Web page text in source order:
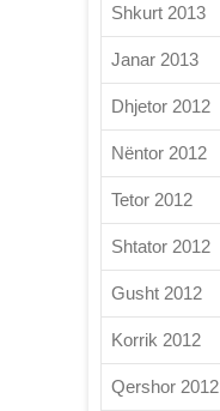
Shkurt 2013
Janar 2013
Dhjetor 2012
Nëntor 2012
Tetor 2012
Shtator 2012
Gusht 2012
Korrik 2012
Qershor 2012